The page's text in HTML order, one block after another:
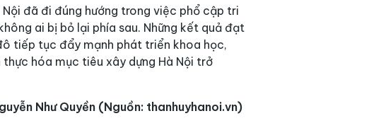
đã đi đúng hướng trong việc phổ cập tri
ai bị bỏ lại phía sau. Những kết quả đạt
tiếp tục đẩy mạnh phát triển khoa học,
hóa mục tiêu xây dựng Hà Nội trở
Như Quyền (Nguồn: thanhuyhanoi.vn)